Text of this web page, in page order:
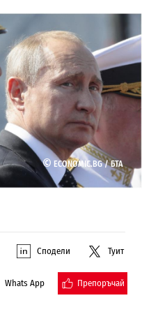
© ECONOMIC.BG /БТА
Сподели Туит
Whats App Препоръчай